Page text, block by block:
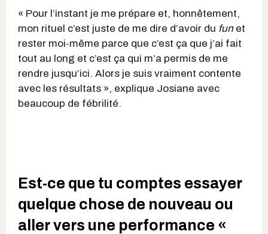
« Pour l’instant je me prépare et, honnêtement,
mon rituel c’est juste de me dire d’avoir du funet
rester moi-même parce que c’est ça que j’ai fait
tout au long et c’est ça qui m’a permis de me
rendre jusqu’ici. Alors je suis vraiment contente
avec les résultats », explique Josiane avec
beaucoup de fébrilité.
Est-ce que tu comptes essayer
quelque chose de nouveau ou
aller vers une performance «